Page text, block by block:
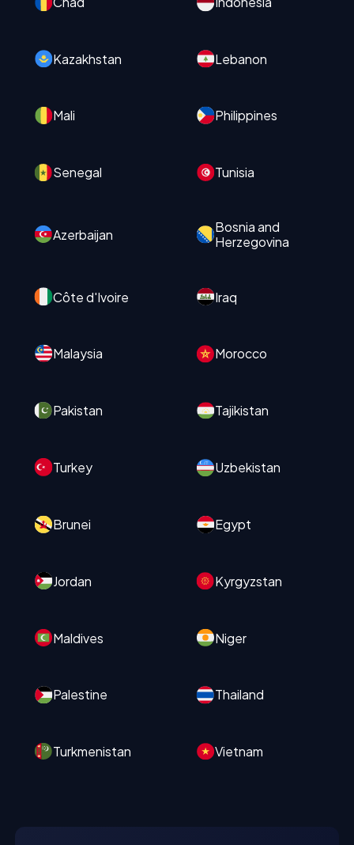
Kazakhstan Lebanon
Mali Philippines
Senegal Tunisia
Azerbaijan
Bosnia and
Herzegovina
Côte d'Ivoire Iraq
Malaysia Morocco
Pakistan Tajikistan
Turkey Uzbekistan
Brunei Egypt
Jordan Kyrgyzstan
Maldives Niger
Palestine Thailand
Turkmenistan Vietnam